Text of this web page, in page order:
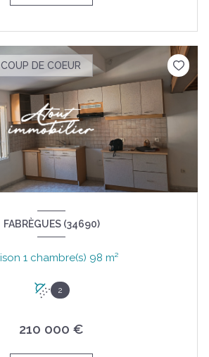
COUP DE COEUR
FABRÈGUES (34690)
Maison 1 chambre(s) 98 m²
2
210 000 €